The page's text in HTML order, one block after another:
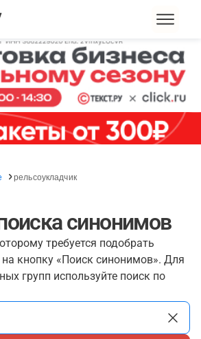
рельсоукладчик
синонимов
требуется подобрать
кнопку «Поиск синонимов». Для
групп используйте поиск по